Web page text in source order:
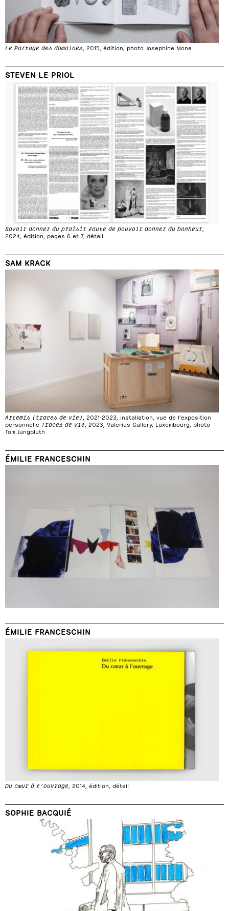
Le Partage des domaines , 2015, édition, photo Josephine Mona
STEVEN LE PRIOL
Savoir donner du plaisir faute de pouvoir donner du bonheur,
2024, édition, pages 6 et 7, détail
SAM KRACK
Artemis (traces de vie) , 2021-2023, installation, vue de l’exposition
personnelle Traces de vie, 2023, Valerius Gallery, Luxembourg, photo
Tom Jungbluth
ÉMILIE FRANCESCHIN
ÉMILIE FRANCESCHIN
Du cœur à l’ouvrage, 2014, édition, détail
SOPHIE BACQUIÉ